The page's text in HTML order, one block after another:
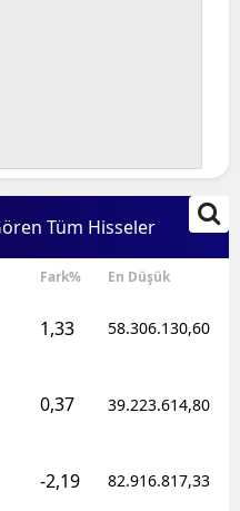
Tüm Hisseler
Fark% En Düşük
1,33 58.306.130,60
0,37 39.223.614,80
-2,19 82.916.817,33